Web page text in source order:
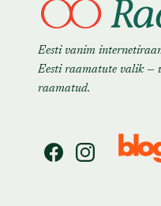
Eesti vanim
Eesti raamatute valik —
raamatud.